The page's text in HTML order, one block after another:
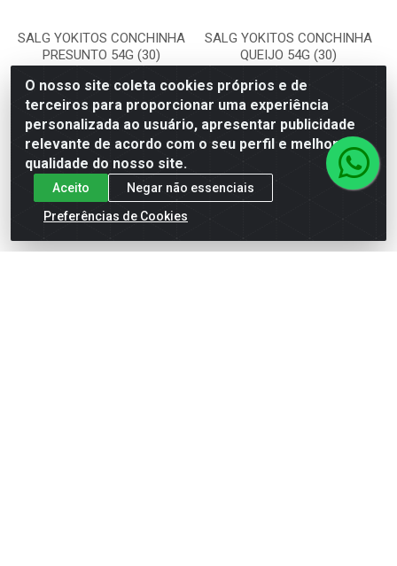
SALG YOKITOS CONCHINHA
PRESUNTO 54G (30)
Código: 32427
Embalagem: UN
Faça seu login ou
cadastre-se para
ver preços e
comprar
SALG YOKITOS CONCHINHA
QUEIJO 54G (30)
Código: 32318
Embalagem: UN
Faça seu login ou
cadastre-se para
comprar
O nosso site coleta cookies próprios e de
terceiros para proporcionar uma experiência
personalizada ao usuário, apresentar publicidade
relevante de acordo com o seu perfil e melhorar a
qualidade do nosso site.
Aceito
Negar não essenciais
Preferências de Cookies